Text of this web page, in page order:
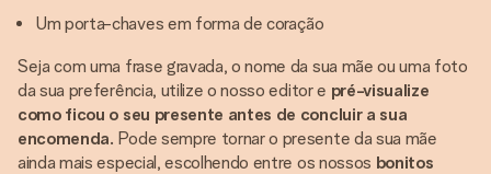
Um porta-chaves em forma de coração
Seja com uma frase gravada, o nome da sua mãe ou uma foto
da sua preferência, utilize o nosso editor e pré-visualize
como ficou o seu presente antes de concluir a sua
encomenda. Pode sempre tornar o presente da sua mãe
ainda mais especial, escolhendo entre os nossos bonitos